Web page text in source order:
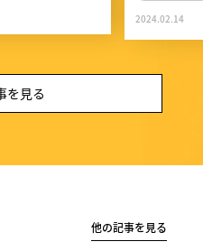
2024.02.14
を見る
他の記事を見る